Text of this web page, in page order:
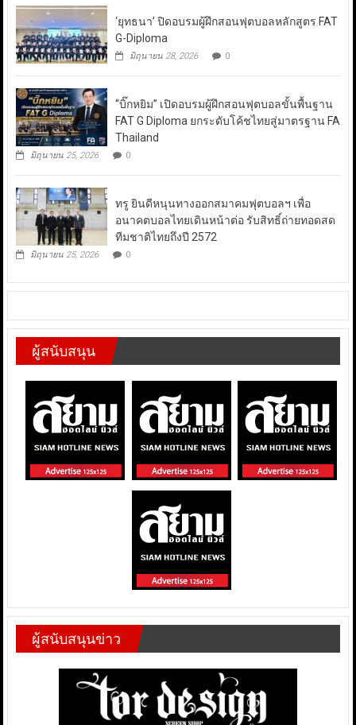
‘ยุทธนา’ ปิดอบรมผู้ฝึกสอนฟุตบอลหลักสูตร FAT
G-Diploma
มิถุนายน 28, 2026 0
“บิ๊กหยิม” เปิดอบรมผู้ฝึกสอนฟุตบอลขั้นพื้นฐาน
FAT G Diploma ยกระดับโค้ชไทยสู่มาตรฐาน FA
Thailand
มิถุนายน 25, 2026 0
ทรู ยินดีหนุนทางออกสมาคมฟุตบอลฯ เพื่อ
อนาคตบอลไทยเดินหน้าต่อ รับสิทธิ์ถ่ายทอดสด
ทีมชาติไทยถึงปี 2572
มิถุนายน 25, 2026 0
ผู้สนับสนุน
ผู้สนับสนุนข่าว